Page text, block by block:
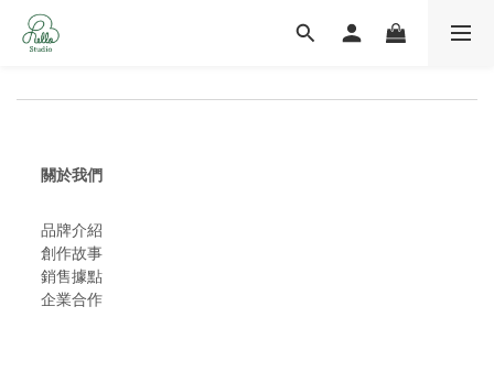
關於我們
品牌介紹
創作故事
​銷售據點
企業合作